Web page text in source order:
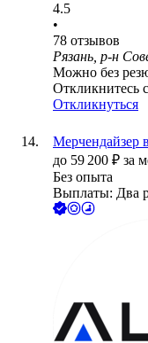
4.5
•
78 отзывов
Рязань, р-н
Можно без
Откликнитесь
Откликнуться
Мерчендайзер
до 59 200 ₽ за
Без опыта
Выплаты: Два